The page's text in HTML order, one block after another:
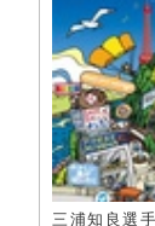
三浦知良選